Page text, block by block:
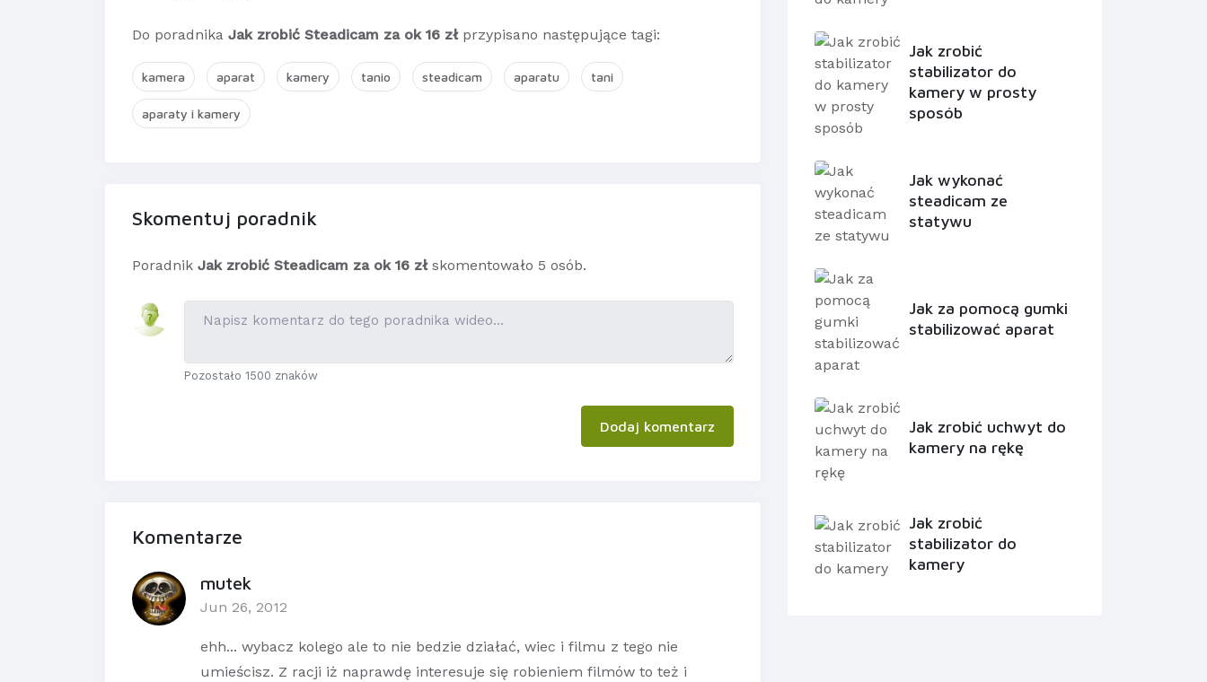
Do poradnika Jak zrobić Steadicam za ok 16 złprzypisano następujące tagi:
kamera aparat kamery tanio steadicam aparatu tani
aparaty i kamery
Skomentuj poradnik
Poradnik Jak zrobić Steadicam za ok 16 złskomentowało 5 osób.
Pozostało 1500 znaków
Dodaj komentarz
Komentarze
mutek
Jun 26, 2012
ehh... wybacz kolego ale to nie bedzie działać, wiec i filmu z tego nie
umieścisz. Z racji iż naprawdę interesuje się robieniem filmów to też i
Jak zrobić
stabilizator do
kamery w prosty
sposób
Jak wykonać
steadicam ze
statywu
Jak za pomocą gumki
stabilizować aparat
Jak zrobić uchwyt do
kamery na rękę
Jak zrobić
stabilizator do
kamery